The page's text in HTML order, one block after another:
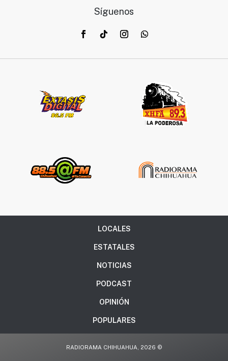
Síguenos
LOCALES
ESTATALES
NOTICIAS
PODCAST
OPINIÓN
POPULARES
RADIORAMA CHIHUAHUA, 2026 ©